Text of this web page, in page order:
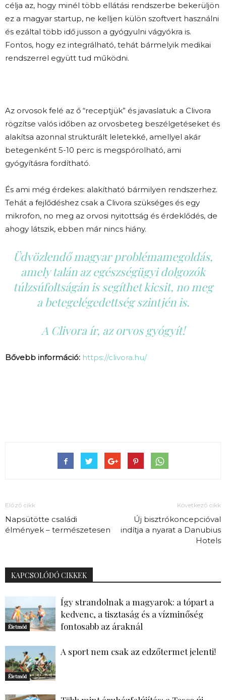
célja az, hogy minél több ellátási rendszerbe bekerüljön
ez a magyar startup, ne kelljen külön szoftvert használni
és ezáltal több idő jusson a gyógyulni vágyókra is.
Fontos, hogy ez integrálható, tehát bármelyik medikai
rendszerrel együtt tud működni.
Az orvosok felé az ő “receptjük” és javaslatuk: a Clivora
rögzítse valós időben az orvosbeteg beszélgetéseket és
alakítsa azonnal strukturált leletekké, amellyel akár
betegenként 5-10 perc is megspórolható, ami
gyógyításra fordítható.
És ami még érdekes: alakítható bármilyen rendszerhez.
Tehát a fejlődéshez csak a Clivora szükséges és egy
mikrofon, no meg az orvosi nyitottság és érdeklődés, de
ahogy látszik, ebben már nincs hiány.
Üdvözlendő magyar problémamegoldás,
amely talán az egészségügyi dolgozók
túlzsúfoltságán is segíthet kicsit, no meg
a betegelégedettség szintjén is.
A Clivora ír, az orvos gyógyít!
Bővebb információ: https://clivora.hu/
Előző cikk
Napsütötte családi
élmények – természetesen
Következő cikk
Új bisztrókoncepcióval
indítja a nyarat a Danubius
Hotels
KAPCSOLÓDÓ CIKKEK
Életmód
Így strandolnak a magyarok: a tópart a
kedvenc, a tisztaság és a vízminőség
fontosabb az áraknál
Életmód
A sport nem csak az edzőtermet jelenti!